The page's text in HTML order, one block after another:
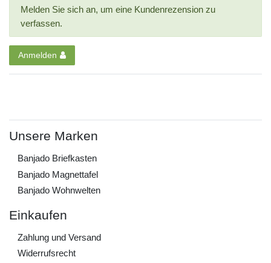
Melden Sie sich an, um eine Kundenrezension zu
verfassen.
Anmelden
Unsere Marken
Banjado Briefkasten
Banjado Magnettafel
Banjado Wohnwelten
Einkaufen
Zahlung und Versand
Widerrufs­recht